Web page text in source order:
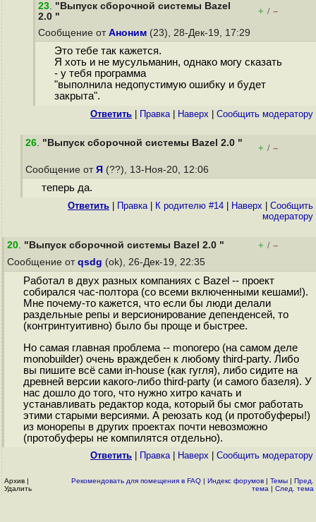
23. "Выпуск сборочной системы Bazel
2.0 "
+ / –
Сообщение от Аноним (23), 28-Дек-19, 17:29
Это тебе так кажется.
Я хоть и не мусульманин, однако могу сказать
- у тебя программа
"выполнила недопустимую ошибку и будет
закрыта".
Ответить Правка| Наверх Cообщить модератору
26. "Выпуск сборочной системы Bazel 2.0 " + / –
Сообщение от Я (??), 13-Ноя-20, 12:06
теперь да.
Ответить Правка| К родителю #14 Наверх
Cообщить
модератору
20. "Выпуск сборочной системы Bazel 2.0 " + / –
Сообщение от qsdg (ok), 26-Дек-19, 22:35
Работал в двух разных компаниях с Bazel -- проект
собирался час-полтора (со всеми включенными кешами!).
Мне почему-то кажется, что если бы люди делали
раздельные репы и версионирование депенденсей, то
(контринтуитивно) было бы проще и быстрее.
Но самая главная проблема -- monorepo (на самом деле
monobuilder) очень враждебен к любому third-party. Либо
вы пишите всё сами in-house (как гугля), либо сидите на
древней версии какого-либо third-party (и самого базеля). У
нас дошло до того, что нужно хитро качать и
устанавливать редактор кода, который бы смог работать
этими старыми версиями. А реюзать код (и протобуферы!)
из монорепы в других проектах почти невозможно
(протобуферы не компилятся отдельно).
Ответить Правка| Наверх Cообщить модератору
Архив |
Удалить
Рекомендовать для помещения в FAQ | Индекс форумов | Темы | Пред.
тема | След. тема